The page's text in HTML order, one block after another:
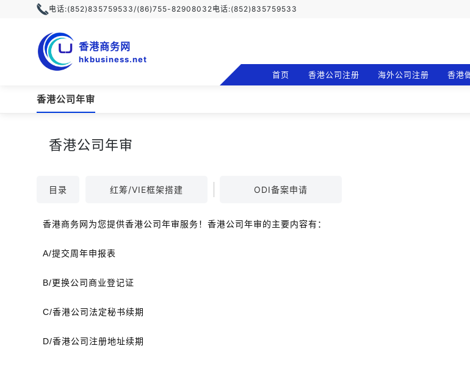
电话:(852)835759533/(86)755-82908032电话:(852)835759533
香港商务网
hkbusiness.net
首页 香港公司注册 海外公司注册 香港
香港公司年审
香港公司年审
目录 红筹/VIE框架搭建 ODI备案申请
香港商务网为您提供香港公司年审服务！香港公司年审的主要内容有：
A/提交周年申报表
B/更换公司商业登记证
C/香港公司法定秘书续期
D/香港公司注册地址续期